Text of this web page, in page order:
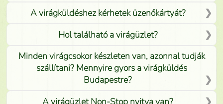
A virágküldéshez kérhetek üzenőkártyát?
Hol található a virágüzlet?
Minden virágcsokor készleten van, azonnal tudják
szállítani? Mennyire gyors a virágküldés
Budapestre?
A virágüzlet Non-Stop nyitva van?